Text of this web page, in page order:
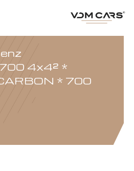
4x4² *
* 700